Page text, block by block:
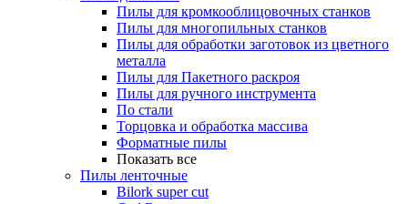
Пилы для кромкооблицовочных станков
Пилы для многопильных станков
Пилы для обработки заготовок из цветного
металла
Пилы для Пакетного раскроя
Пилы для ручного инструмента
По стали
Торцовка и обработка массива
Форматные пилы
Показать все
Пилы ленточные
Bilork super cut